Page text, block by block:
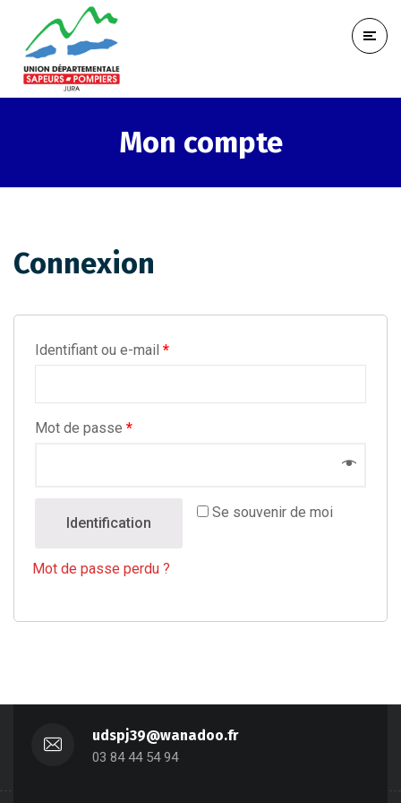
Mon compte
Connexion
Identifiant ou e-mail *
Mot de passe *
Se souvenir de moi
Identification
Mot de passe perdu ?
udspj39@wanadoo.fr
03 84 44 54 94